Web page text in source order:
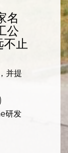
名
公
止